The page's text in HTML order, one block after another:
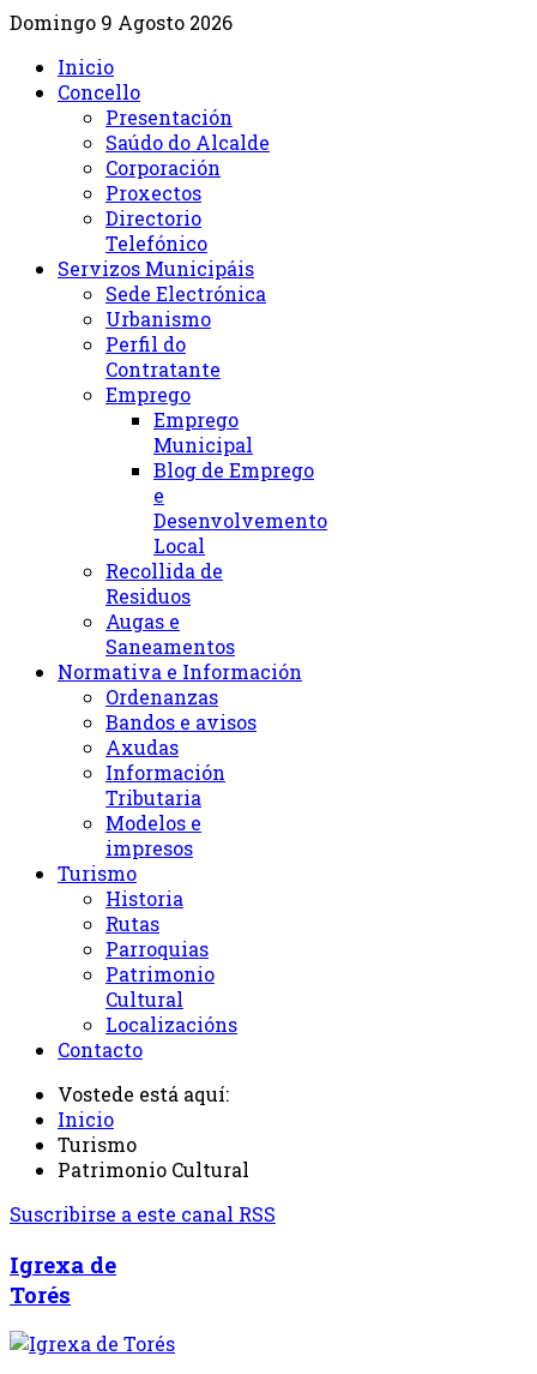
Domingo 9 Agosto 2026
Inicio
Concello
Presentación
Saúdo do Alcalde
Corporación
Proxectos
Directorio
Telefónico
Servizos Municipáis
Sede Electrónica
Urbanismo
Perfil do
Contratante
Emprego
Emprego
Municipal
Blog de Emprego
e
Desenvolvemento
Local
Recollida de
Residuos
Augas e
Saneamentos
Normativa e Información
Ordenanzas
Bandos e avisos
Axudas
Información
Tributaria
Modelos e
impresos
Turismo
Historia
Rutas
Parroquias
Patrimonio
Cultural
Localizacións
Contacto
Vostede está aquí:
Inicio
Turismo
Patrimonio Cultural
Suscribirse a este canal RSS
Igrexa de
Torés